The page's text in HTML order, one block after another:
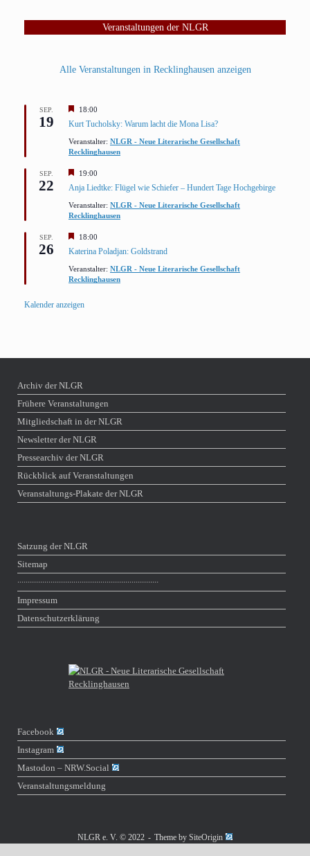
Veranstaltungen der NLGR
Alle Veranstaltungen in Recklinghausen anzeigen
SEP.
19
Hervorgehoben
18:00
Kurt Tucholsky: Warum lacht die Mona Lisa?
Veranstalter: NLGR - Neue Literarische Gesellschaft
Recklinghausen
SEP.
22
Hervorgehoben
19:00
Anja Liedtke: Flügel wie Schiefer – Hundert Tage Hochgebirge
Veranstalter: NLGR - Neue Literarische Gesellschaft
Recklinghausen
SEP.
26
Hervorgehoben
18:00
Katerina Poladjan: Goldstrand
Veranstalter: NLGR - Neue Literarische Gesellschaft
Recklinghausen
Kalender anzeigen
Archiv der NLGR
Frühere Veranstaltungen
Mitgliedschaft in der NLGR
Newsletter der NLGR
Pressearchiv der NLGR
Rückblick auf Veranstaltungen
Veranstaltungs-Plakate der NLGR
Satzung der NLGR
Sitemap
∙∙∙∙∙∙∙∙∙∙∙∙∙∙∙∙∙∙∙∙∙∙∙∙∙∙∙∙∙∙∙∙∙∙∙∙∙∙∙∙∙∙∙∙∙∙∙∙∙∙∙∙∙∙∙∙∙∙∙∙∙∙∙∙∙∙∙∙
Impressum
Datenschutzerklärung
Facebook
Instagram
Mastodon – NRW​.Social
Veranstaltungsmeldung
NLGR e. V. © 2022 Theme bySiteOrigin